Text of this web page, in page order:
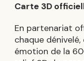
Carte 3D
En partenariat
chaque
émotion de la